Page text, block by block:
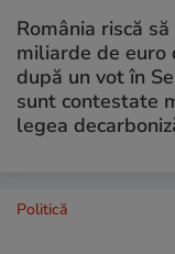
România riscă
miliarde de euro
după un vot în
sunt contestate
legea
Politică